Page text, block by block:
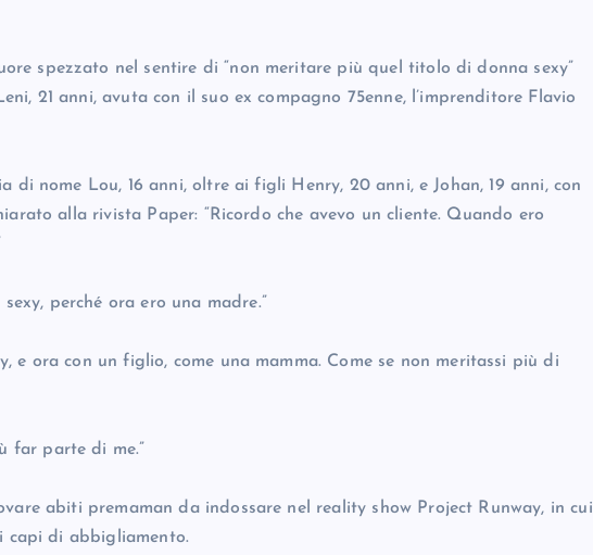
spezzato nel sentire di “non meritare più quel titolo di donna sexy”
21 anni, avuta con il suo ex compagno 75enne, l’imprenditore Flavio
di nome Lou, 16 anni, oltre ai figli Henry, 20 anni, e Johan, 19 anni, con
alla rivista Paper: “Ricordo che avevo un cliente. Quando ero
perché ora ero una madre.”
e ora con un figlio, come una mamma. Come se non meritassi più di
far parte di me.”
abiti premaman da indossare nel reality show Project Runway, in cui
capi di abbigliamento.